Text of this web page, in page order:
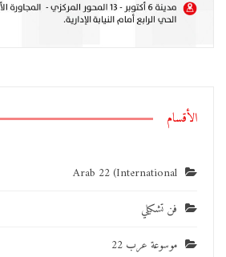
الأقسام
Arab 22 (International
فن تشكيلي
موسوعة عرب 22